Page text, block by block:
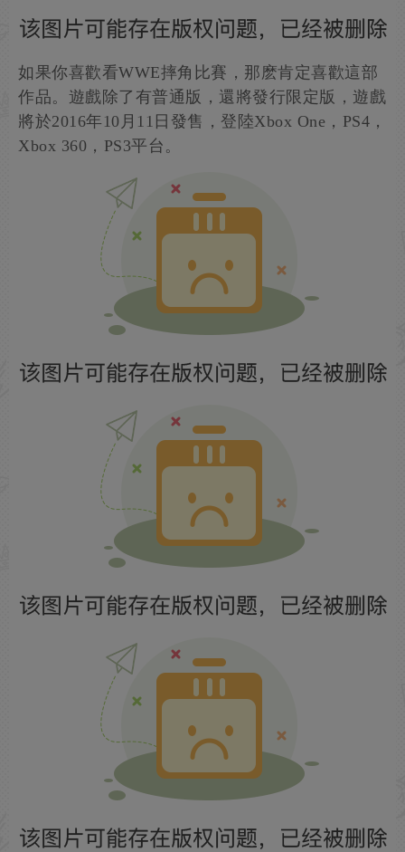
如果你喜歡看WWE摔角比賽，那麽肯定喜歡這部
作品。遊戲除了有普通版，還將發行限定版，遊戲
將於2016年10月11日發售，登陸Xbox One，PS4，
Xbox 360，PS3平台。